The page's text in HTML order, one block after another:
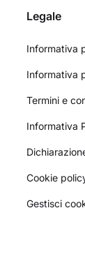
Legale
Informativa
Informativa
Termini e
Informativa
Cookie
Gestisci